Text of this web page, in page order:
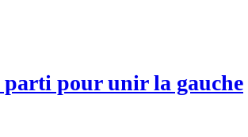
parti pour unir la gauche